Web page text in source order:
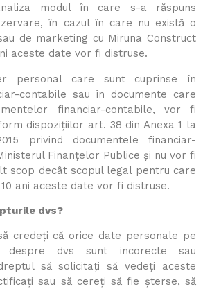
modul în care s-a răspuns
în cazul în care nu există o
de marketing cu Miruna Construct
aceste date vor fi distruse.
personal care sunt cuprinse în
contabile sau în documente care
financiar-contabile, vor fi
dispozițiilor art. 38 din Anexa 1 la
privind documentele financiar-
Finanțelor Publice și nu vor fi
scop decât scopul legal pentru care
ani aceste date vor fi distruse.
dvs?
credeți că orice date personale pe
dvs sunt incorecte sau
să solicitați să vedeți aceste
sau să cereți să fie șterse, să